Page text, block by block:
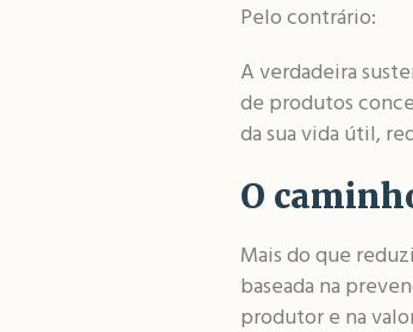
Pelo contrário:
A verdadeira
de produtos
da sua vida útil,
O
Mais do que
baseada na
produtor e na